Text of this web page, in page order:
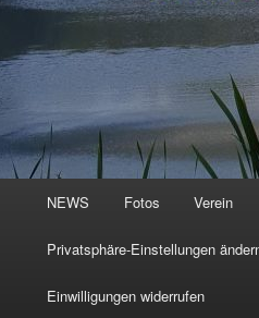
NEWS Fotos Verein
Privatsphäre-Einstellungen
Einwilligungen widerrufen